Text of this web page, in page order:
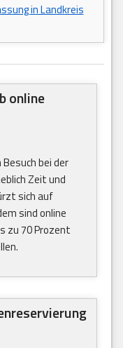
in Landkreis
online
bei der
Zeit und
sich auf
sind online
zu 70 Prozent